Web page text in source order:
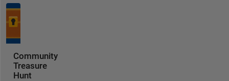
Community
Treasure
Hunt